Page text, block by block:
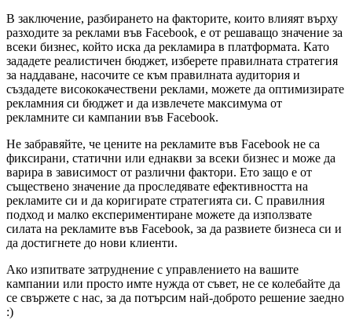
В заключение, разбирането на факторите, които влияят върху
разходите за реклами във Facebook, е от решаващо значение за
всеки бизнес, който иска да рекламира в платформата. Като
зададете реалистичен бюджет, изберете правилната стратегия
за наддаване, насочите се към правилната аудитория и
създадете висококачествени реклами, можете да оптимизирате
рекламния си бюджет и да извлечете максимума от
рекламните си кампании във Facebook.
Не забравяйте, че цените на рекламите във Facebook не са
фиксирани, статични или еднакви за всеки бизнес и може да
варира в зависимост от различни фактори. Ето защо е от
съществено значение да проследявате ефективността на
рекламите си и да коригирате стратегията си. С правилния
подход и малко експериментиране можете да използвате
силата на рекламите във Facebook, за да развиете бизнеса си и
да достигнете до нови клиенти.
Ако изпитвате затруднение с управлението на вашите
кампании или просто имте нужда от съвет, не се колебайте да
се свържете с нас, за да потърсим най-доброто решение заедно
:)